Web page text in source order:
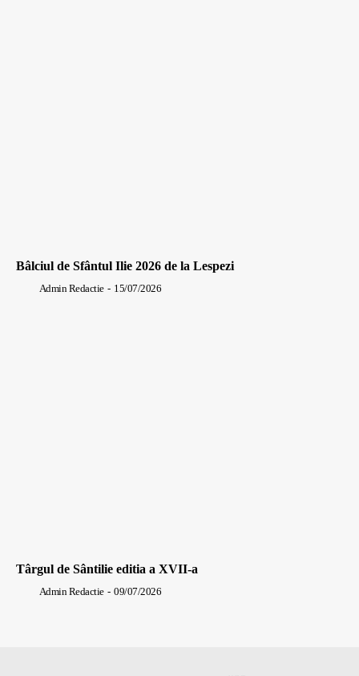
Bâlciul de Sfântul Ilie 2026 de la Lespezi
Admin Redactie - 15/07/2026
Târgul de Sântilie editia a XVII-a
Admin Redactie - 09/07/2026